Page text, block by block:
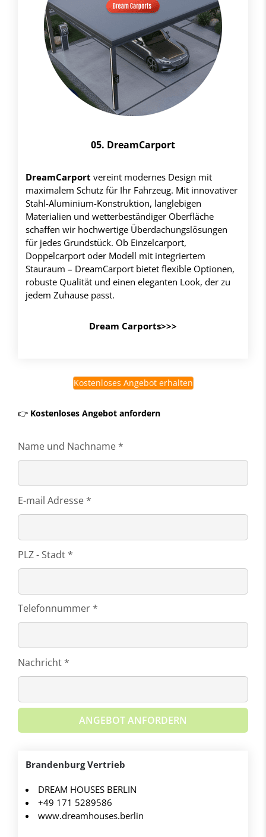
05. DreamCarport
DreamCarport vereint modernes Design mit
maximalem Schutz für Ihr Fahrzeug. Mit innovativer
Stahl-Aluminium-Konstruktion, langlebigen
Materialien und wetterbeständiger Oberfläche
schaffen wir hochwertige Überdachungslösungen
für jedes Grundstück. Ob Einzelcarport,
Doppelcarport oder Modell mit integriertem
Stauraum – DreamCarport bietet flexible Optionen,
robuste Qualität und einen eleganten Look, der zu
jedem Zuhause passt.
Dream Carports>>>
Kostenloses Angebot erhalten
👉 Kostenloses Angebot anfordern
Name und Nachname *
E-mail Adresse *
PLZ - Stadt *
Telefonnummer *
Nachricht *
ANGEBOT ANFORDERN
Brandenburg Vertrieb
DREAM HOUSES BERLIN
+49 171 5289586
www.dreamhouses.berlin